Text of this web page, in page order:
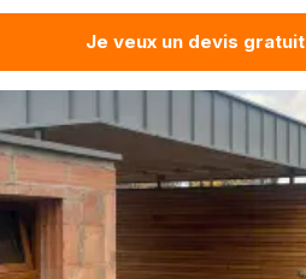
Je veux un devis gratuit